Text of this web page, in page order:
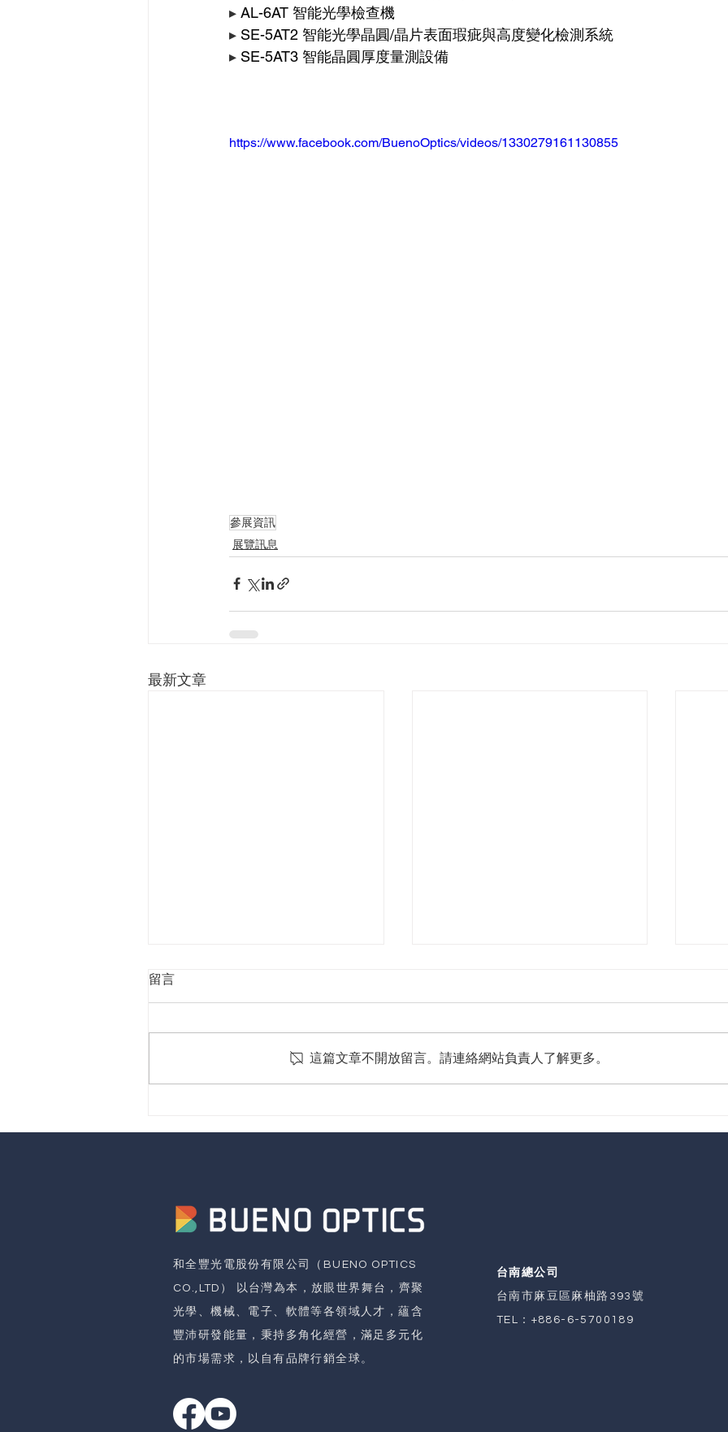
▸ AL-6AT 智能光學檢查機
▸ SE-5AT2 智能光學晶圓/晶片表面瑕疵與高度變化檢測系統
▸ SE-5AT3 智能晶圓厚度量測設備
https://www.facebook.com/BuenoOptics/videos/1330279161130855
參展資訊
展覽訊息
最新文章
留言
這篇文章不開放留言。請連絡網站負責人了解更多。
和全豐光電股份有限公司（BUENO OPTICS
CO.,LTD） 以台灣為本，放眼世界舞台，齊聚
光學、機械、電子、軟體等各領域人才，蘊含
豐沛研發能量，秉持多角化經營，滿足多元化
的市場需求，以自有品牌行銷全球。
台南總公司
台南市麻豆區麻柚路393號
TEL： +886-6-5700189